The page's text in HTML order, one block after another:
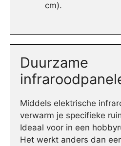
cm).
Duurzame
Middels elektrische
verwarm je specifieke
Ideaal voor in een
Het werkt anders dan